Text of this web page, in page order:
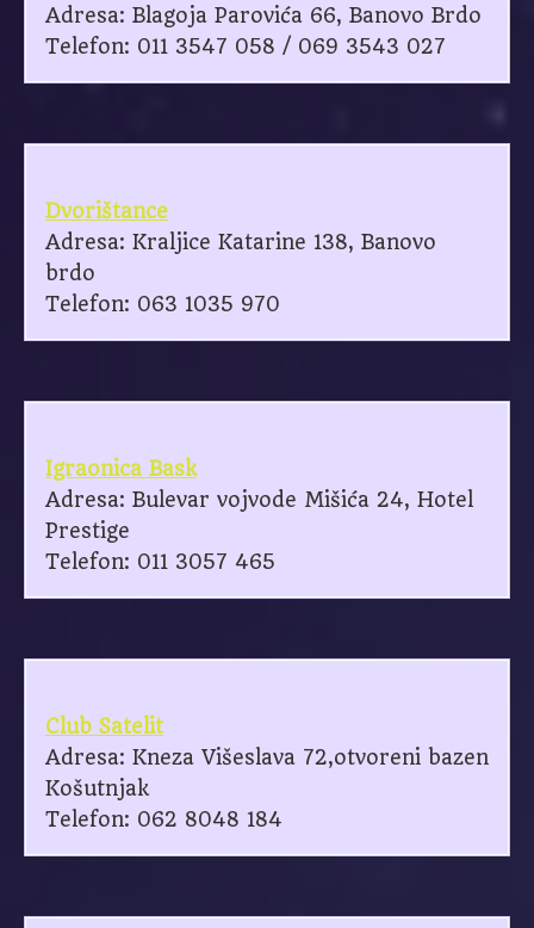
Adresa: Blagoja Parovića 66, Banovo Brdo
Telefon: 011 3547 058 / 069 3543 027
Dvorištance
Adresa: Kraljice Katarine 138, Banovo
brdo
Telefon: 063 1035 970
Igraonica Bask
Adresa: Bulevar vojvode Mišića 24, Hotel
Prestige
Telefon: 011 3057 465
Club Satelit
Adresa: Kneza Višeslava 72,otvoreni bazen
Košutnjak
Telefon: 062 8048 184